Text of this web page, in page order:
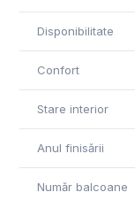
Disponibilitate
Confort
Stare interior
Anul finisării
Număr balcoane